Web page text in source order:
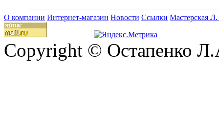
О компании Интернет-магазин Новости Ссылки Мастерская
Copyright © Остапенко